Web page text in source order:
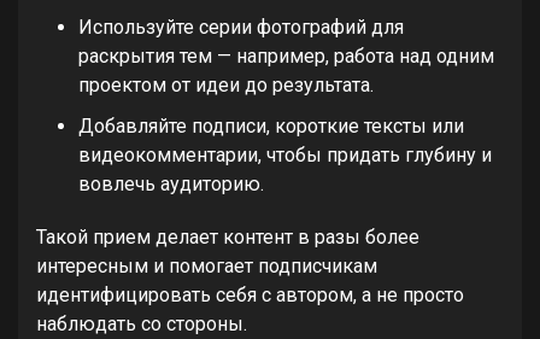
Используйте серии фотографий для
раскрытия тем — например, работа над одним
проектом от идеи до результата.
Добавляйте подписи, короткие тексты или
видеокомментарии, чтобы придать глубину и
вовлечь аудиторию.
Такой прием делает контент в разы более
интересным и помогает подписчикам
идентифицировать себя с автором, а не просто
наблюдать со стороны.